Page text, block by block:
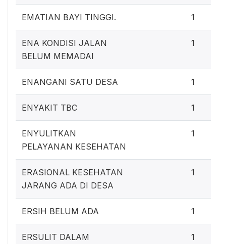
EMATIAN BAYI TINGGI. 1
ENA KONDISI JALAN
BELUM MEMADAI
1
ENANGANI SATU DESA 1
ENYAKIT TBC 1
ENYULITKAN
PELAYANAN KESEHATAN
1
ERASIONAL KESEHATAN
JARANG ADA DI DESA
1
ERSIH BELUM ADA 1
ERSULIT DALAM
1